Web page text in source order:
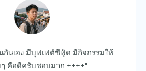
กันเอง มีบุฟเฟต์ซีฟู้ด มีกิจกรรมให้
คือดีครับชอบมาก ++++"